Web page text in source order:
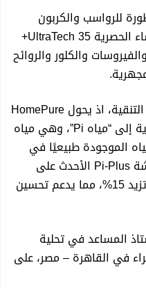
جنكي بكشف مخططات
بعد مواجهات مع
كأول مصرف في العراق
السيادية
للرواسب والكربون
النشط، بالإضافة إلى تقنية الغشاء الحصرية UltraTech 35+
والكلور والروائح
إضافةً إلى قدراته المتقدمة في التنقية، اذ يحول HomePure
Nova Pi-Plus مياه الصنبور العادية إلى “مياه Pi”، وهي مياه
الموجودة طبيعيًا في
الكائنات الحية. كما تحتوي خرطوشة Pi-Plus الأحدث على
كرات سيراميكية لمياه Pi بنسبة تزيد 15%، مما يدعم تحسين
المساعد في تحلية
في القاهرة – مصر، على